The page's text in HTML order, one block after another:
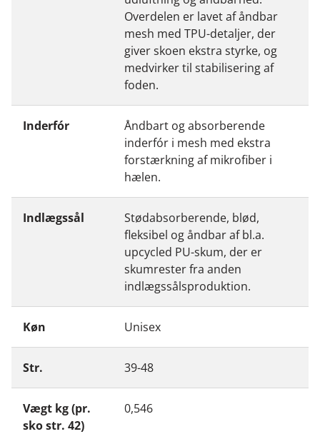
Overdelen er lavet af åndbar
mesh med TPU-detaljer, der
giver skoen ekstra styrke, og
medvirker til stabilisering af
foden.
Inderfór
Åndbart og absorberende
inderfór i mesh med ekstra
forstærkning af mikrofiber i
hælen.
Indlægssål
Stødabsorberende, blød,
fleksibel og åndbar af bl.a.
upcycled PU-skum, der er
skumrester fra anden
indlægssålsproduktion.
Køn Unisex
Str. 39-48
Vægt kg (pr.
sko str. 42)
0,546